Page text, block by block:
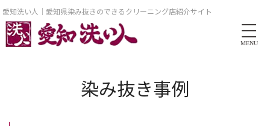
愛知洗い人｜愛知県染み抜きのできるクリーニング店紹介サイト
MENU
染み抜き事例